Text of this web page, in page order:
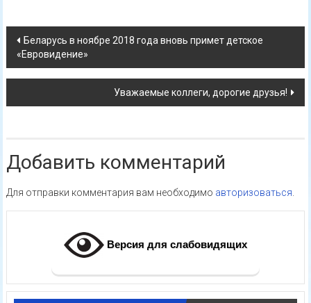
Навигация
по
Беларусь в ноябре 2018 года вновь примет детское
«Евровидение»
Уважаемые коллеги, дорогие друзья!
Добавить комментарий
Для отправки комментария вам необходимо авторизоваться
Версия для слабовидящих